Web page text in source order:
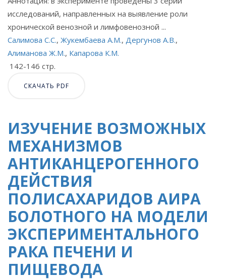
исследований, направленных на выявление роли
хронической венозной и лимфовенозной ...
Салимова С.С., Жукембаева А.М., Дергунов А.В.,
Алиманова Ж.М., Капарова К.М.
142-146 стр.
СКАЧАТЬ PDF
ИЗУЧЕНИЕ ВОЗМОЖНЫХ
МЕХАНИЗМОВ
АНТИКАНЦЕРОГЕННОГО
ДЕЙСТВИЯ
ПОЛИСАХАРИДОВ АИРА
БОЛОТНОГО НА МОДЕЛИ
ЭКСПЕРИМЕНТАЛЬНОГО
РАКА ПЕЧЕНИ И
ПИЩЕВОДА